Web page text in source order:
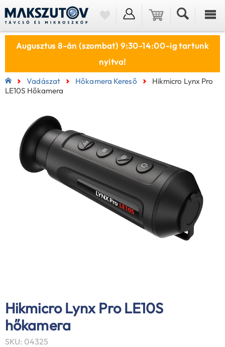
Augusztus 8-án (szombat) 9:30-14:00-ig tartunk
nyitva!
Vadászat Hőkamera Kereső
Hikmicro Lynx Pro
LE10S Hőkamera
Hikmicro Lynx Pro LE10S
hőkamera
SKU: 04325